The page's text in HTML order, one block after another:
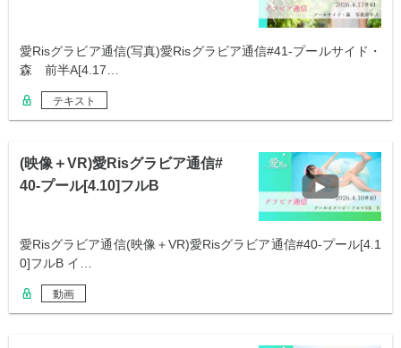
愛Risグラビア通信(写真)愛Risグラビア通信#41-プールサイド・
森 前半A[4.17…
テキスト
(映像＋VR)愛Risグラビア通信#
40-プール[4.10]フルB
愛Risグラビア通信(映像＋VR)愛Risグラビア通信#40-プール[4.1
0]フルB イ…
動画